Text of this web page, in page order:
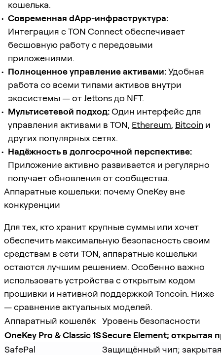
кошелька.
Современная dApp-инфраструктура:
Интеграция с TON Connect обеспечивает
бесшовную работу с передовыми
приложениями.
Полноценное управление активами:Удобная
работа со всеми типами активов внутри
экосистемы — от Jettons до NFT.
Мультисетевой подход:Один интерфейс для
управления активами в TON, Ethereum, Bitcoin и
других популярных сетях.
Надёжность в долгосрочной перспективе:
Приложение активно развивается и регулярно
получает обновления от сообщества.
Аппаратные кошельки: почему OneKey вне
конкуренции
Для тех, кто хранит крупные суммы или хочет
обеспечить максимальную безопасность своим
средствам в сети TON, аппаратные кошельки
остаются лучшим решением. Особенно важно
использовать устройства с открытым кодом
прошивки и нативной поддержкой Toncoin. Ниже
— сравнение актуальных моделей.
Аппаратный кошелёк
Уровень безопасности
OneKey Pro & Classic 1SSecure Element; открытая
SafePal
Защищённый чип;